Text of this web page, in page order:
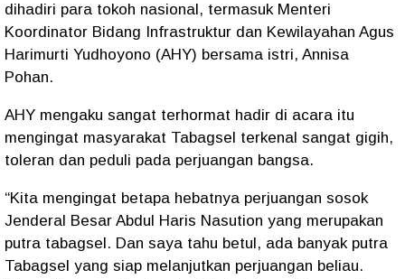
dihadiri para tokoh nasional, termasuk Menteri
Koordinator Bidang Infrastruktur dan Kewilayahan Agus
Harimurti Yudhoyono (AHY) bersama istri, Annisa
Pohan.
AHY mengaku sangat terhormat hadir di acara itu
mengingat masyarakat Tabagsel terkenal sangat gigih,
toleran dan peduli pada perjuangan bangsa.
“Kita mengingat betapa hebatnya perjuangan sosok
Jenderal Besar Abdul Haris Nasution yang merupakan
putra tabagsel. Dan saya tahu betul, ada banyak putra
Tabagsel yang siap melanjutkan perjuangan beliau.